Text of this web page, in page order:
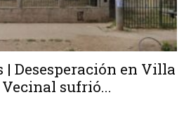
| Desesperación en Villa
sufrió...